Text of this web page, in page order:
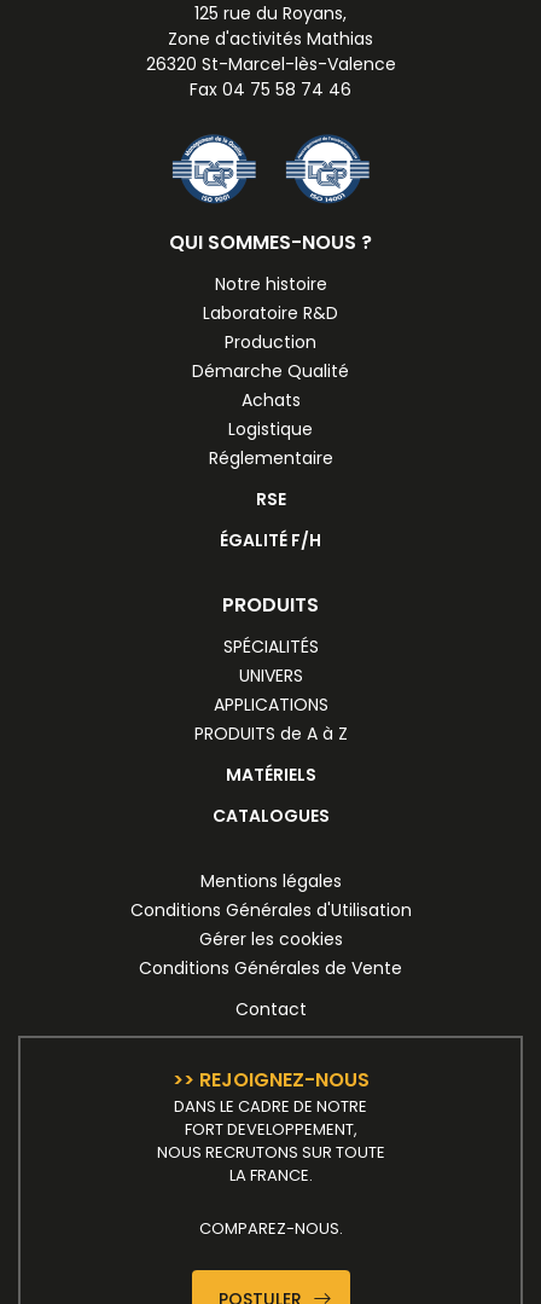
125 rue du Royans,
Zone d'activités Mathias
26320 St-Marcel-lès-Valence
Fax 04 75 58 74 46
QUI SOMMES-NOUS ?
Notre histoire
Laboratoire R&D
Production
Démarche Qualité
Achats
Logistique
Réglementaire
RSE
ÉGALITÉ F/H
PRODUITS
SPÉCIALITÉS
UNIVERS
APPLICATIONS
PRODUITS de A à Z
MATÉRIELS
CATALOGUES
Mentions légales
Conditions Générales d'Utilisation
Gérer les cookies
Conditions Générales de Vente
Contact
>> REJOIGNEZ-NOUS
DANS LE CADRE DE NOTRE
FORT DEVELOPPEMENT,
NOUS RECRUTONS SUR TOUTE
LA FRANCE.
COMPAREZ-NOUS.
POSTULER